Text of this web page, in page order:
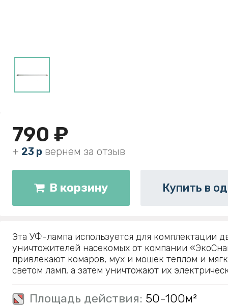
790 ₽
+ 23 р вернем за отзыв
В корзину Купить в
Эта УФ-лампа используется для комплектации
уничтожителей насекомых от компании
привлекают комаров, мух и мошек теплом и
светом ламп, а затем уничтожают их
Площадь действия: 50-100м²